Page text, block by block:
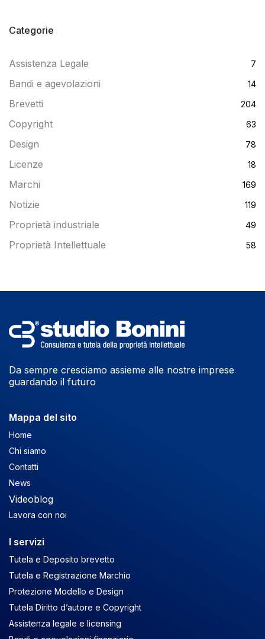
Categorie
Assistenza Legale 7
Bandi e agevolazioni 14
Brevetti 204
Copyright 63
Design 78
Licenze 18
Marchi 169
Notizie 119
Proprietà industriale 49
Proprietà Intellettuale 58
Da sempre cresciamo assieme alle nostre imprese
guardando il futuro
Mappa del sito
Home
Chi siamo
Contatti
News
Videoblog
Lavora con noi
I servizi
Tutela e Deposito brevetto
Tutela e Registrazione Marchio
Protezione Modello e Design
Tutela Diritto d’autore e Copyright
Assistenza legale e licensing